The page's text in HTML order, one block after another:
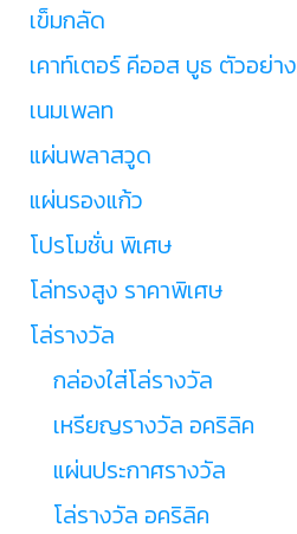
เข็มกลัด
เคาท์เตอร์ คีออส บูธ ตัวอย่าง
เนมเพลท
แผ่นพลาสวูด
แผ่นรองแก้ว
โปรโมชั่น พิเศษ
โล่ทรงสูง ราคาพิเศษ
โล่รางวัล
กล่องใส่โล่รางวัล
เหรียญรางวัล อคริลิค
แผ่นประกาศรางวัล
โล่รางวัล อคริลิค